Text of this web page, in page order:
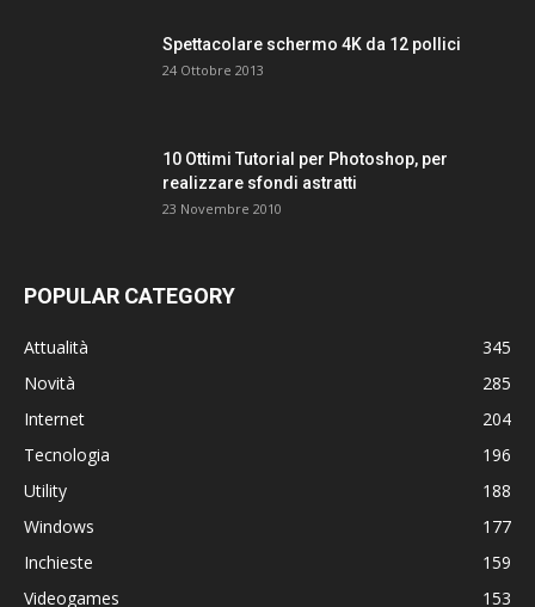
Spettacolare schermo 4K da 12 pollici
24 Ottobre 2013
10 Ottimi Tutorial per Photoshop, per
realizzare sfondi astratti
23 Novembre 2010
POPULAR CATEGORY
Attualità
345
Novità
285
Internet
204
Tecnologia
196
Utility
188
Windows
177
Inchieste
159
Videogames
153